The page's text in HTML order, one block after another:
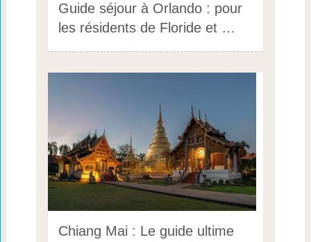
Guide séjour à Orlando : pour
les résidents de Floride et …
Chiang Mai : Le guide ultime